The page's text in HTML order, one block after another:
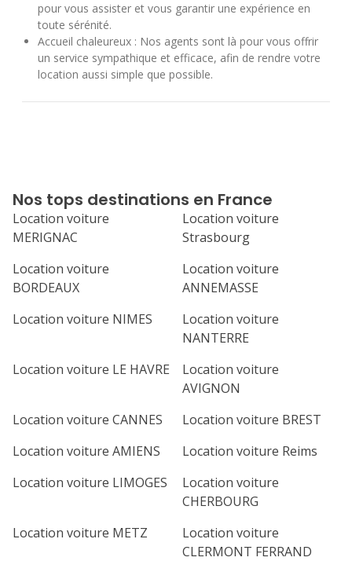
pour vous assister et vous garantir une expérience en
toute sérénité.
Accueil chaleureux : Nos agents sont là pour vous offrir
un service sympathique et efficace, afin de rendre votre
location aussi simple que possible.
Nos tops destinations en France
Location voiture
MERIGNAC
Location voiture
Strasbourg
Location voiture
BORDEAUX
Location voiture
ANNEMASSE
Location voiture NIMES
Location voiture
NANTERRE
Location voiture LE HAVRE
Location voiture
AVIGNON
Location voiture CANNES
Location voiture BREST
Location voiture AMIENS
Location voiture Reims
Location voiture LIMOGES
Location voiture
CHERBOURG
Location voiture METZ
Location voiture
CLERMONT FERRAND